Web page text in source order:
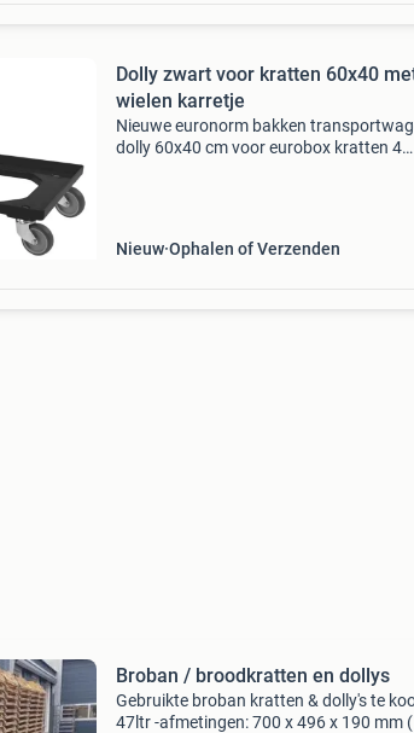
Dolly zwart voor kratten 60x40
wielen karretje
Nieuwe euronorm bakken
dolly 60x40 cm voor eurobox kratten 4
Nieuw Ophalen of Verzenden
Broban / broodkratten en dollys
Gebruikte broban kratten & dolly's te
47ltr -afmetingen: 700 x 496 x 190 mm (